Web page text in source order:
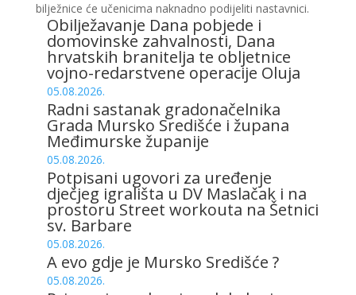
bilježnice će učenicima naknadno podijeliti nastavnici.
Obilježavanje Dana pobjede i
domovinske zahvalnosti, Dana
hrvatskih branitelja te obljetnice
vojno-redarstvene operacije Oluja
05.08.2026.
Radni sastanak gradonačelnika
Grada Mursko Središće i župana
Međimurske županije
05.08.2026.
Potpisani ugovori za uređenje
dječjeg igrališta u DV Maslačak i na
prostoru Street workouta na Šetnici
sv. Barbare
05.08.2026.
A evo gdje je Mursko Središće ?
05.08.2026.